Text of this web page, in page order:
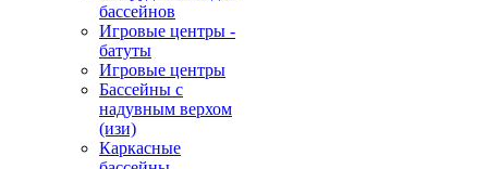
бассейнов
Игровые центры -
батуты
Игровые центры
Бассейны с
надувным верхом
(изи)
Каркасные